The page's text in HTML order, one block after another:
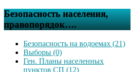
Безопасность населения,
правопорядок….
Безопасность на водоемах (21)
Выборы (0)
Ген. Планы населенных
пунктов СП (12)